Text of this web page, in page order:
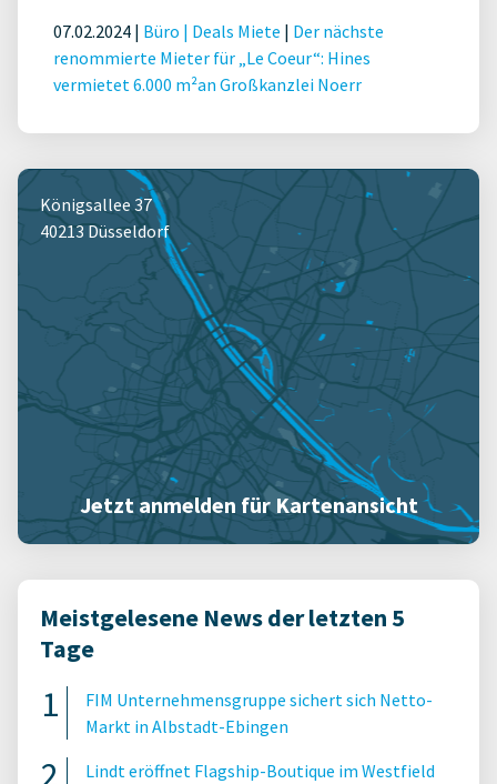
07.02.2024 | Büro | Deals Miete | Der nächste
renommierte Mieter für „Le Coeur“: Hines
vermietet 6.000 m²an Großkanzlei Noerr
Königsallee 37
40213 Düsseldorf
Jetzt anmelden für Kartenansicht
Meistgelesene News der letzten 5
Tage
FIM Unternehmensgruppe sichert sich Netto-
Markt in Albstadt-Ebingen
Lindt eröffnet Flagship-Boutique im Westfield